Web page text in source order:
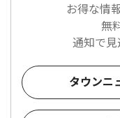
お得な情
無
通知で見
タウンニ